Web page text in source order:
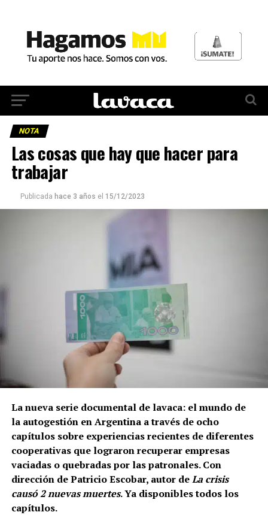
NOTA
Las cosas que hay que hacer para
trabajar
Publicada hace 3 años el 15/12/2023
La nueva serie documental de lavaca: el mundo de
la autogestión en Argentina a través de ocho
capítulos sobre experiencias recientes de diferentes
cooperativas que lograron recuperar empresas
vaciadas o quebradas por las patronales. Con
dirección de Patricio Escobar, autor deLa crisis
causó 2 nuevas muertes. Ya disponibles todos los
capítulos.